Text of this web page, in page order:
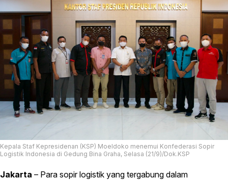
Kepala Staf Kepresidenan (KSP) Moeldoko menemui Konfederasi Sopir
Logistik Indonesia di Gedung Bina Graha, Selasa (21/9)/Dok.KSP
Jakarta – Para sopir logistik yang tergabung dalam